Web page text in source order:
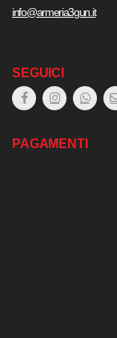
info@armeria3gun.it
SEGUICI
PAGAMENTI